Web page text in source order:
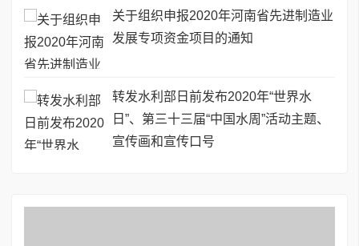
关于组织申报2020年河南省先进制造业
发展专项资金项目的通知
转发水利部日前发布2020年“世界水
日”、第三十三届“中国水周”活动主题、
宣传画和宣传口号